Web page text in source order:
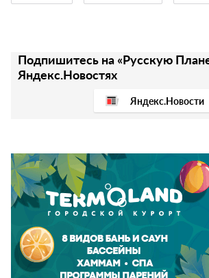
Подпишитесь на «Русскую
Яндекс.Новостях
Яндекс.Новости